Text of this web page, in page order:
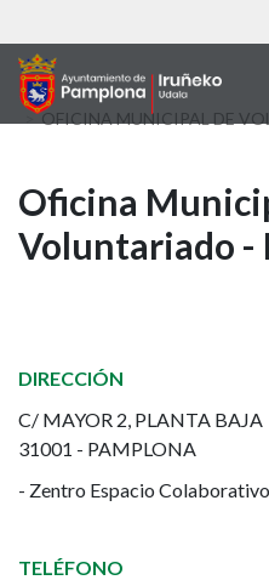
au
contenu
principal
OFICINA MUNICIPAL DE
Oficina
Municipal
Voluntariado
-
Plaza
Oficina
Voluntariado -
DIRECCIÓN
C/ MAYOR 2, PLANTA BAJA
31001 - PAMPLONA
- Zentro Espacio
TELÉFONO